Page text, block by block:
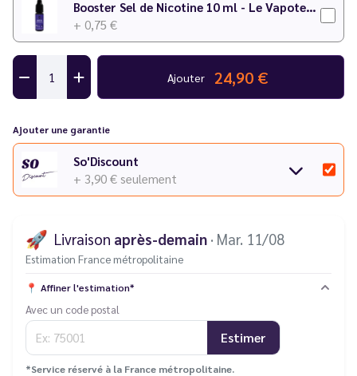
Booster Sel de Nicotine 10 ml - Le Vapoteur Discount
+ 0,75 €
Ajouter 24,90 €
Ajouter une garantie
So'Discount
+ 3,90 € seulement
🚀 Livraison après-demain · Mar. 11/08
Estimation France métropolitaine
📍 Affiner l'estimation*
Avec un code postal
Estimer
*Service réservé à la France métropolitaine.